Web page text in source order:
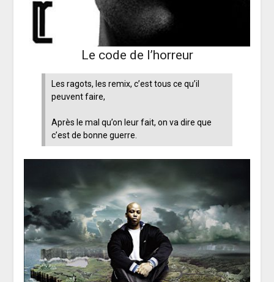
Le code de l’horreur
Les ragots, les remix, c’est tous ce qu’il
peuvent faire,
Après le mal qu’on leur fait, on va dire que
c’est de bonne guerre.